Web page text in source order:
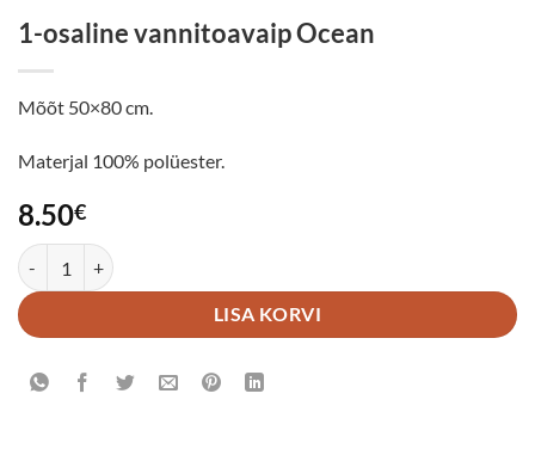
1-osaline vannitoavaip Ocean
Mõõt 50×80 cm.
Materjal 100% polüester.
8.50€
1-osaline vannitoavaip Ocean kogus
LISA KORVI